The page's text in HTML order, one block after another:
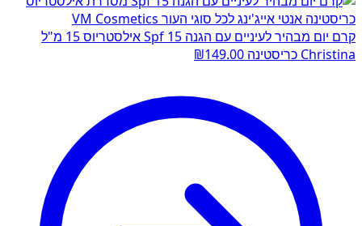
קרם יום מבהיר לעיניים עם הגנה Spf 15 אילסטריוס 15 מ"ל
Christina כריסטינה
₪149.00